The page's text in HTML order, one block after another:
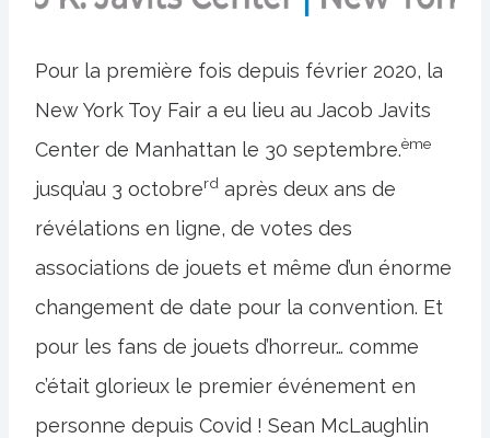
Pour la première fois depuis février 2020, la
New York Toy Fair a eu lieu au Jacob Javits
Center de Manhattan le 30 septembre.ème
jusqu’au 3 octobrerd après deux ans de
révélations en ligne, de votes des
associations de jouets et même d’un énorme
changement de date pour la convention. Et
pour les fans de jouets d’horreur… comme
c’était glorieux le premier événement en
personne depuis Covid ! Sean McLaughlin